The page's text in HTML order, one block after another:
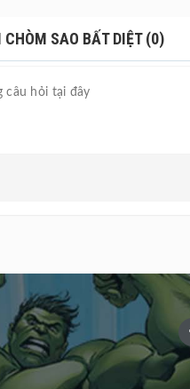
SAO BẤT DIỆT (0)